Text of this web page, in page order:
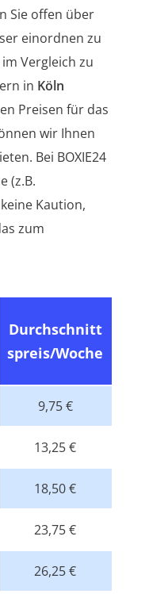
Sie offen über
einordnen zu
Vergleich zu
in Köln
wir Ihnen
Bei BOXIE24
(z.B.
Kaution,
zum
Durchschnitt
spreis/Woche
9,75 €
13,25 €
18,50 €
23,75 €
26,25 €